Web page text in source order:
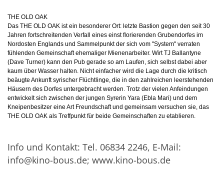
THE OLD OAK
Das THE OLD OAK ist ein besonderer Ort: letzte Bastion gegen den seit 30
Jahren fortschreitenden Verfall eines einst florierenden Grubendorfes im
Nordosten Englands und Sammelpunkt der sich vom "System" verraten
fühlenden Gemeinschaft ehemaliger Mienenarbeiter. Wirt TJ Ballantyne
(Dave Turner) kann den Pub gerade so am Laufen, sich selbst dabei aber
kaum über Wasser halten. Nicht einfacher wird die Lage durch die kritisch
beäugte Ankunft syrischer Flüchtlinge, die in den zahlreichen leerstehenden
Häusern des Dorfes untergebracht werden. Trotz der vielen Anfeindungen
entwickelt sich zwischen der jungen Syrerin Yara (Ebla Mari) und dem
Kneipenbesitzer eine Art Freundschaft und gemeinsam versuchen sie, das
THE OLD OAK als Treffpunkt für beide Gemeinschaften zu etablieren.
Info und Kontakt: Tel. 06834 2246, E-Mail:
info@kino-bous.de; www.kino-bous.de